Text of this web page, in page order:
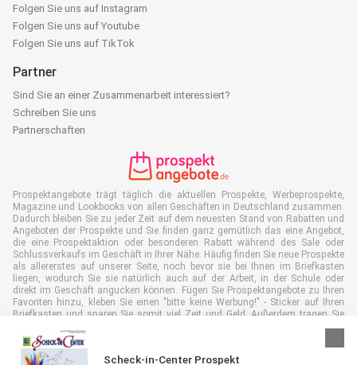
Scheck-in-Center Prospekt
Folgen Sie uns auf Instagram
Folgen Sie uns auf Youtube
Folgen Sie uns auf TikTok
Partner
Sind Sie an einer Zusammenarbeit interessiert?
Schreiben Sie uns
Partnerschaften
Prospektangebote trägt täglich die aktuellen Prospekte, Werbeprospekte,
Magazine und Lookbooks von allen Geschäften in Deutschland zusammen.
Dadurch bleiben Sie zu jeder Zeit auf dem neuesten Stand von Rabatten und
Angeboten der Prospekte und Sie finden ganz gemütlich das eine Angebot,
die eine Prospektaktion oder besonderen Rabatt während des Sale oder
Schlussverkaufs im Geschäft in Ihrer Nähe. Häufig finden Sie neue Prospekte
als allererstes auf unserer Seite, noch bevor sie bei Ihnen im Briefkasten
liegen, wodurch Sie sie natürlich auch auf der Arbeit, in der Schule oder
direkt im Geschäft angucken können. Fügen Sie Prospektangebote zu Ihren
Favoriten hinzu, kleben Sie einen "bitte keine Werbung!" - Sticker auf Ihren
Briefkasten und sparen Sie somit viel Zeit und Geld. Außerdem tragen Sie
damit auch aktiv zur Papiermüll Reduktion bei, was gut für unsere Umwelt
ist.